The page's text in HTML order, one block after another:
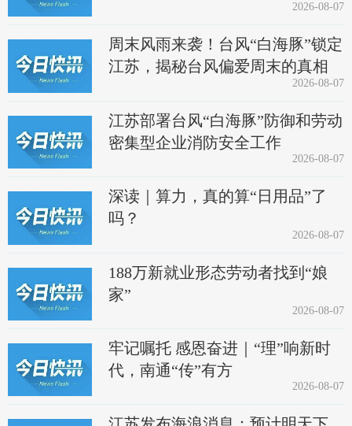
2026-08-07
周末风雨来袭！台风“白海豚”锁定
江苏，揭秘台风偏爱周末的真相
2026-08-07
江苏部署台风“白海豚”防御和劳动
密集型企业消防安全工作
2026-08-07
深读｜算力，真的算“日用品”了
吗？
2026-08-07
188万新就业形态劳动者找到“娘
家”
2026-08-07
牢记嘱托 感恩奋进｜“理”响新时
代，南通“传”有方
2026-08-07